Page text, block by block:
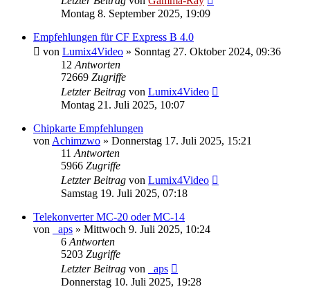
Montag 8. September 2025, 19:09
Empfehlungen für CF Express B 4.0
von Lumix4Video » Sonntag 27. Oktober 2024, 09:36
12 Antworten
72669 Zugriffe
Letzter Beitrag von Lumix4Video
Montag 21. Juli 2025, 10:07
Chipkarte Empfehlungen
von Achimzwo » Donnerstag 17. Juli 2025, 15:21
11 Antworten
5966 Zugriffe
Letzter Beitrag von Lumix4Video
Samstag 19. Juli 2025, 07:18
Telekonverter MC-20 oder MC-14
von
_aps » Mittwoch 9. Juli 2025, 10:24
6 Antworten
5203 Zugriffe
Letzter Beitrag von
_aps
Donnerstag 10. Juli 2025, 19:28